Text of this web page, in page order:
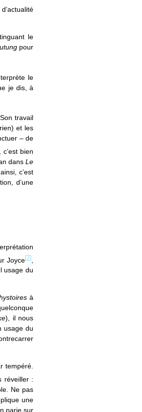
le
pour
le
je dis, à
travail
et les
– de
bien
dans Le
c’est
d’une
Joyce[7]
usage du
à
), il nous
usage du
tempéré.
réveiller :
Ne pas
une
parie sur